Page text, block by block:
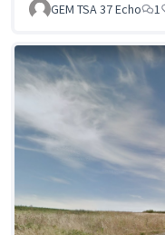
GEM TSA 37 Echo
1